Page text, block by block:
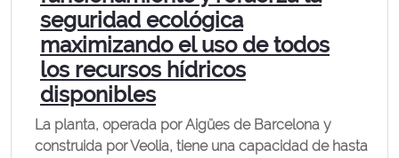
seguridad ecológica
maximizando el uso de todos
los recursos hídricos
disponibles
La planta, operada por Aigües de Barcelona y
construida por Veolia, tiene una capacidad de hasta